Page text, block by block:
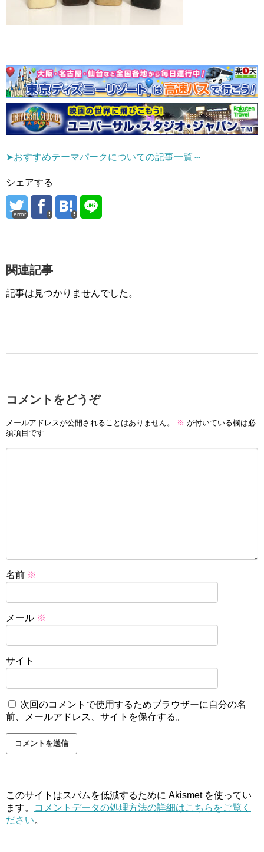
➤おすすめテーマパークについての記事一覧～
シェアする
error
関連記事
記事は見つかりませんでした。
コメントをどうぞ
メールアドレスが公開されることはありません。 ※ が付いている欄は必
須項目です
名前 ※
メール ※
サイト
次回のコメントで使用するためブラウザーに自分の名
前、メールアドレス、サイトを保存する。
このサイトはスパムを低減するために Akismet を使ってい
ます。
コメントデータの処理方法の詳細はこちらをご覧く
ださい。